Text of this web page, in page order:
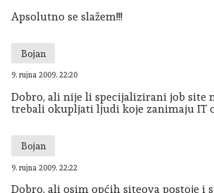
Apsolutno se slažem!!!
Bojan
9. rujna 2009. 22:20
Dobro, ali nije li specijalizirani job site
trebali okupljati ljudi koje zanimaju IT
Bojan
9. rujna 2009. 22:22
Dobro, ali osim općih siteova postoje i